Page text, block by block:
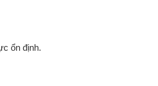
ổn định.